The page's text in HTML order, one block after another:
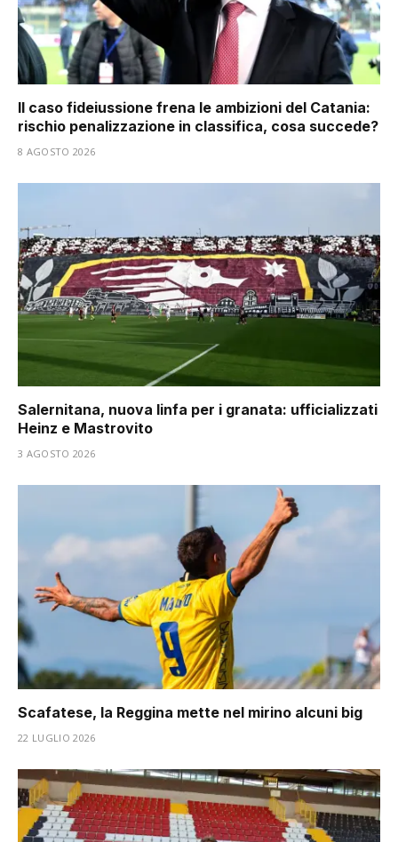
Il caso fideiussione frena le ambizioni del Catania:
rischio penalizzazione in classifica, cosa succede?
8 AGOSTO 2026
Salernitana, nuova linfa per i granata: ufficializzati
Heinz e Mastrovito
3 AGOSTO 2026
Scafatese, la Reggina mette nel mirino alcuni big
22 LUGLIO 2026